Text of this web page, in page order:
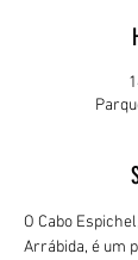
O Cabo
Arrábida, é um